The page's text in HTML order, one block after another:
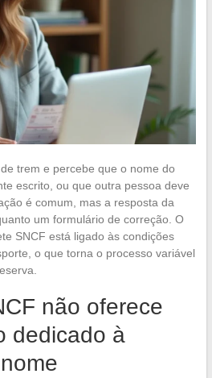
trem e percebe que o nome do
escrito, ou que outra pessoa deve
é comum, mas a resposta da
um formulário de correção. O
SNCF está ligado às condições
o que torna o processo variável
não oferece
dedicado à